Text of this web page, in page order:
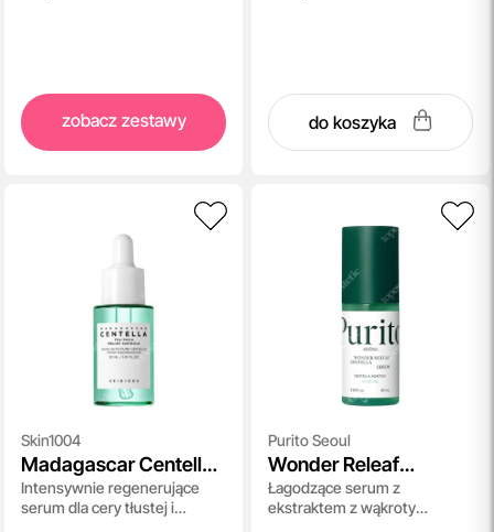
zobacz zestawy do koszyka
Skin1004
Madagascar Centella
Tea-Trica Relief
Ampoule
Intensywnie regenerujące
serum dla cery tłustej i
Purito Seoul
Wonder Releaf
Centella Serum
Łagodzące serum z
ekstraktem z wąkroty